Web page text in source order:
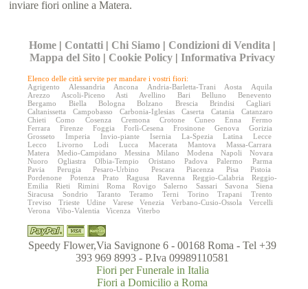
inviare fiori online a Matera.
Home | Contatti | Chi Siamo | Condizioni di Vendita |
Mappa del Sito | Cookie Policy |Informativa Privacy
Elenco delle città servite per mandare i vostri fiori:
Agrigento
Alessandria Ancona Andria-Barletta-Trani Aosta
Aquila
Arezzo
Ascoli-Piceno Asti Avellino Bari Belluno
Benevento
Bergamo
Biella Bologna Bolzano Brescia Brindisi
Cagliari
Caltanissetta
Campobasso Carbonia-Iglesias Caserta Catania
Catanzaro
Chieti
Como Cosenza Cremona Crotone Cuneo Enna
Fermo
Ferrara
Firenze Foggia Forlì-Cesena Frosinone Genova
Gorizia
Grosseto
Imperia Invio-piante Isernia La-Spezia Latina
Lecce
Lecco
Livorno Lodi Lucca Macerata Mantova
Massa-Carrara
Matera
Medio-Campidano Messina Milano Modena Napoli
Novara
Nuoro
Ogliastra Olbia-Tempio Oristano Padova Palermo
Parma
Pavia
Perugia Pesaro-Urbino Pescara Piacenza Pisa
Pistoia
Pordenone
Potenza Prato Ragusa Ravenna Reggio-Calabria
Reggio-
Emilia
Rieti Rimini Roma Rovigo Salerno Sassari Savona
Siena
Siracusa
Sondrio Taranto Teramo Terni Torino Trapani
Trento
Treviso
Trieste Udine Varese Venezia Verbano-Cusio-Ossola
Vercelli
Verona
Vibo-Valentia Vicenza Viterbo
Speedy Flower,Via Savignone 6 - 00168 Roma - Tel +39
393 969 8993 - P.Iva 09989110581
Fiori per Funerale in Italia
Fiori a Domicilio a Roma